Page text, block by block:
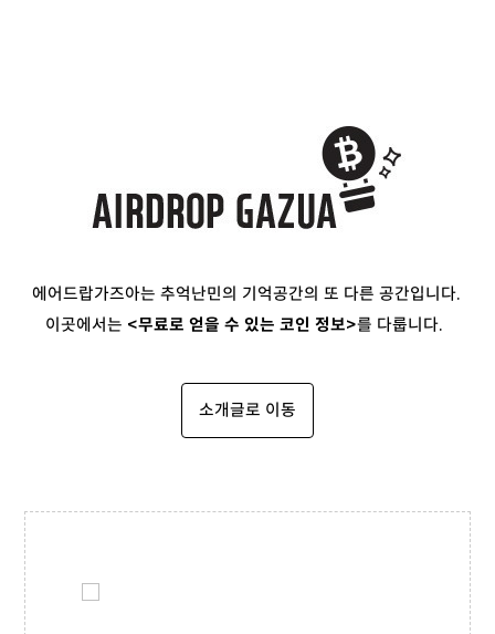
에어드랍가즈아는 추억난민의 기억공간의 또 다른 공간입니다.
이곳에서는 <무료로 얻을 수 있는 코인 정보>를 다룹니다.
소개글로 이동